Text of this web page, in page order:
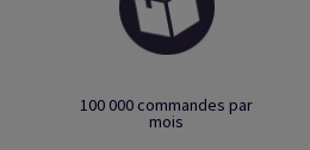
100 000 commandes par
mois